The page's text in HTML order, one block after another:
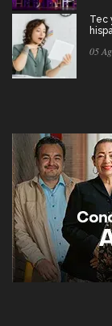
Tec
05